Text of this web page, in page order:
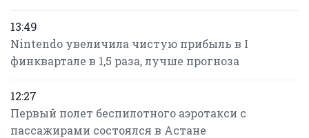
13:49
Nintendo увеличила чистую прибыль в I
финквартале в 1,5 раза, лучше прогноза
12:27
Первый полет беспилотного аэротакси с
пассажирами состоялся в Астане